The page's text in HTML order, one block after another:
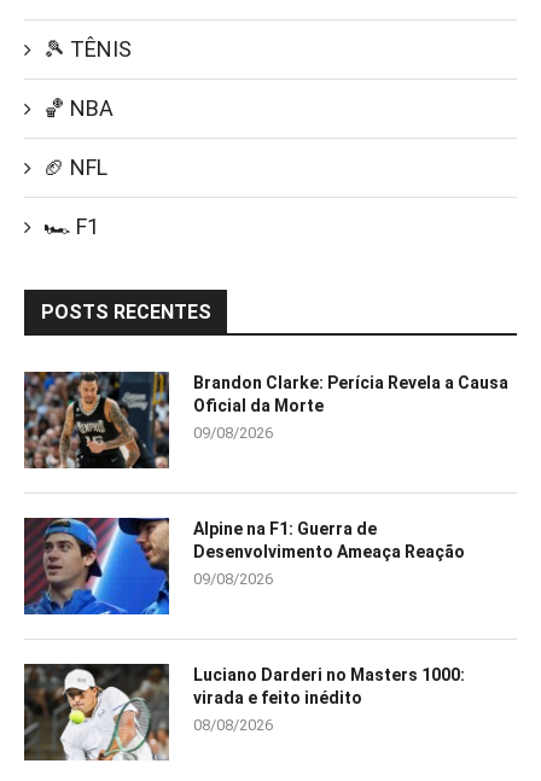
🎾 TÊNIS
🏀 NBA
🏈 NFL
🏎️ F1
POSTS RECENTES
Brandon Clarke: Perícia Revela a Causa
Oficial da Morte
09/08/2026
Alpine na F1: Guerra de
Desenvolvimento Ameaça Reação
09/08/2026
Luciano Darderi no Masters 1000:
virada e feito inédito
08/08/2026